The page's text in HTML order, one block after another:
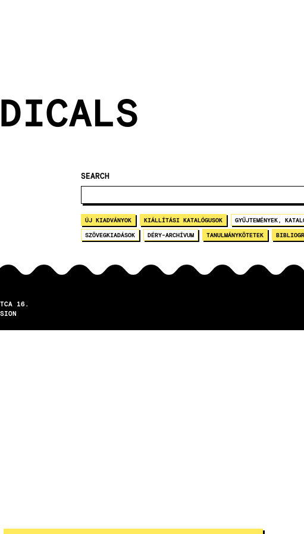
SEARCH
ÚJ KIADVÁNYOK KIÁLLÍTÁSI KATALÓGUSOK GYŰJTEMÉNYEK,
SZÖVEGKIADÁSOK DÉRY-ARCHÍVUM TANULMÁNYKÖTETEK
16.